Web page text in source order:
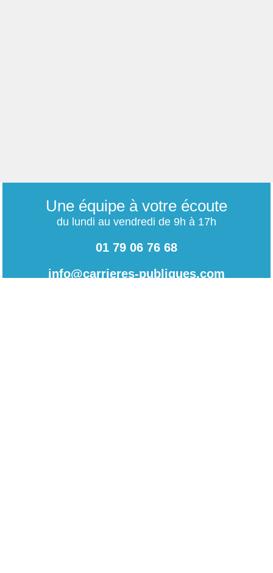
Une équipe à votre écoute
du lundi au vendredi de 9h à 17h
01 79 06 76 68
info@carrieres-publiques.com